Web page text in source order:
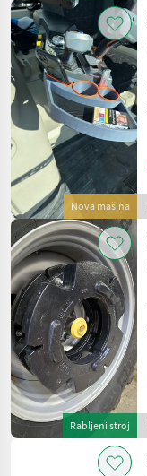
Nova mašina
Rabljeni stroj